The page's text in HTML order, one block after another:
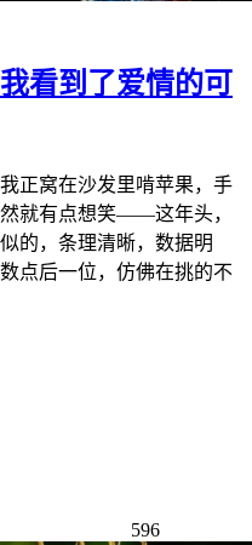
看到了爱情的可
正窝在沙发里啃苹果，手
就有点想笑——这年头，
的，条理清晰，数据明
点后一位，仿佛在挑的不
596